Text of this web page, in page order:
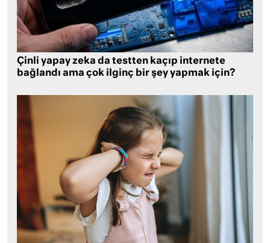
Çinli yapay zeka da testten kaçıp internete
bağlandı ama çok ilginç bir şey yapmak için?